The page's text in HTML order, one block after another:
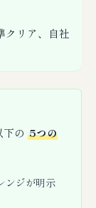
クリア、自社
下の5つの
ジが明示